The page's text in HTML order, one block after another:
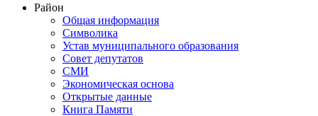
Район
Общая информация
Символика
Устав муниципального образования
Совет депутатов
СМИ
Экономическая основа
Открытые данные
Книга Памяти